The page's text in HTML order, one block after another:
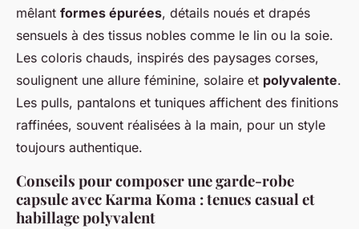
mêlant formes épurées, détails noués et drapés
sensuels à des tissus nobles comme le lin ou la soie.
Les coloris chauds, inspirés des paysages corses,
soulignent une allure féminine, solaire et polyvalente.
Les pulls, pantalons et tuniques affichent des finitions
raffinées, souvent réalisées à la main, pour un style
toujours authentique.
Conseils pour composer une garde-robe
capsule avec Karma Koma : tenues casual et
habillage polyvalent